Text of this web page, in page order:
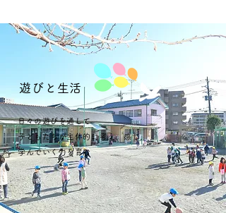
遊びと生活
日々の遊びを通して
子どもたちが主体的に考え、感じ、
学んでいく力を育む